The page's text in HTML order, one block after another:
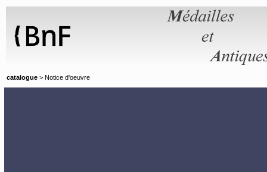
catalogue > Notice d'oeuvre